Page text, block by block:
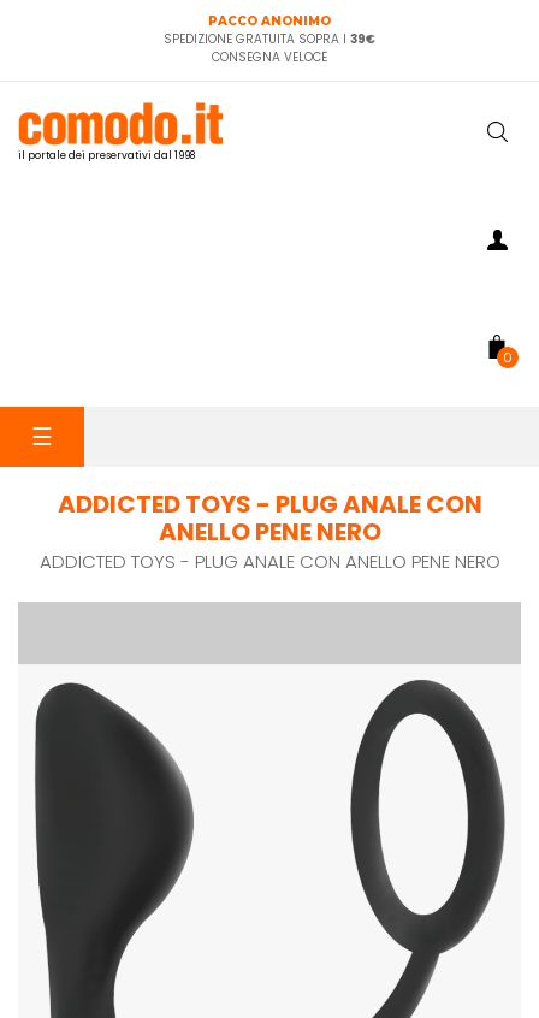
PACCO ANONIMO
SPEDIZIONE GRATUITA SOPRA I 39€
CONSEGNA VELOCE
il portale dei preservativi dal 1998
0
navigazione
☰
ADDICTED TOYS - PLUG ANALE CON
ANELLO PENE NERO
ADDICTED TOYS - PLUG ANALE CON ANELLO PENE NERO